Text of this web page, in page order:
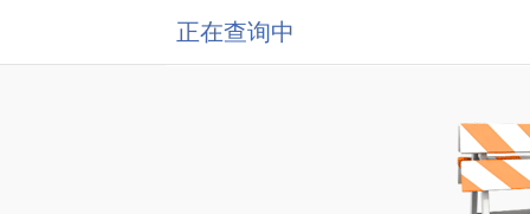
正在查询中